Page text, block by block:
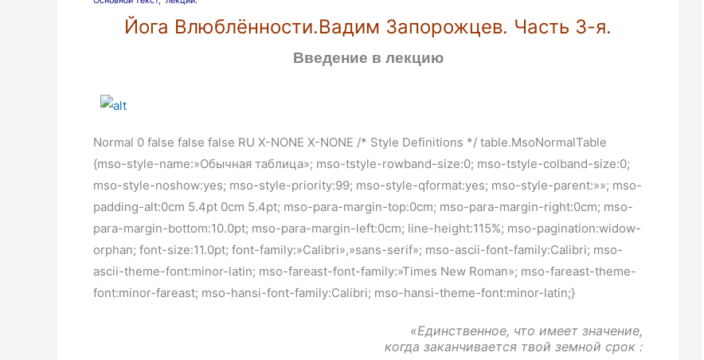
Йога Влюблённости.Вадим Запорожцев. Часть 3-я.
Введение в лекцию
Normal 0 false false false RU X-NONE X-NONE /* Style Definitions */ table.MsoNormalTable
{mso-style-name:»Обычная таблица»; mso-tstyle-rowband-size:0; mso-tstyle-colband-size:0;
mso-style-noshow:yes; mso-style-priority:99; mso-style-qformat:yes; mso-style-parent:»»; mso-
padding-alt:0cm 5.4pt 0cm 5.4pt; mso-para-margin-top:0cm; mso-para-margin-right:0cm; mso-
para-margin-bottom:10.0pt; mso-para-margin-left:0cm; line-height:115%; mso-pagination:widow-
orphan; font-size:11.0pt; font-family:»Calibri»,»sans-serif»; mso-ascii-font-family:Calibri; mso-
ascii-theme-font:minor-latin; mso-fareast-font-family:»Times New Roman»; mso-fareast-theme-
font:minor-fareast; mso-hansi-font-family:Calibri; mso-hansi-theme-font:minor-latin;}
«Единственное, что имеет значение,
когда заканчивается твой земной срок :